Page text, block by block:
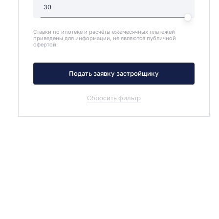
Ставки по ипотеке и расчёты ежемесячных платежей
приведены для информации, не являются публичной
офертой.
Подать заявку застройщику
Сбросить фильтр